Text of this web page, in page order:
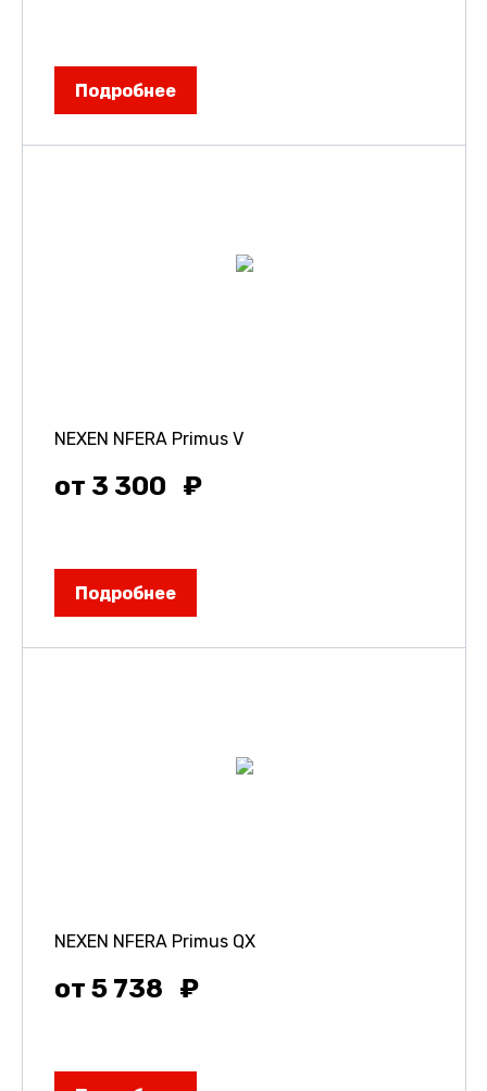
Подробнее
NEXEN NFERA Primus V
от 3 300
Подробнее
NEXEN NFERA Primus QX
от 5 738